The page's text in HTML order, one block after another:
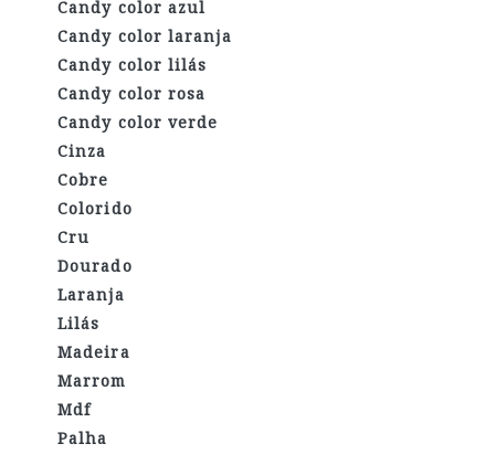
Candy color azul
Candy color laranja
Candy color lilás
Candy color rosa
Candy color verde
Cinza
Cobre
Colorido
Cru
Dourado
Laranja
Lilás
Madeira
Marrom
Mdf
Palha